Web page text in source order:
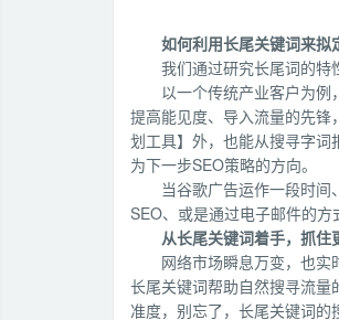
如何利用长尾关键词来拟
我们通过研究长尾词的特
以一个传统产业客户为
提高能见度、导入流量的先
划工具】外，也能从搜寻字
为下一步SEO策略的方向。
当谷歌广告运作一段时
SEO、或是通过电子邮件的方
从长尾关键词着手，抓住
网络市场瞬息万变，也
长尾关键词帮助自然搜寻流
准度，别忘了，长尾关键词的